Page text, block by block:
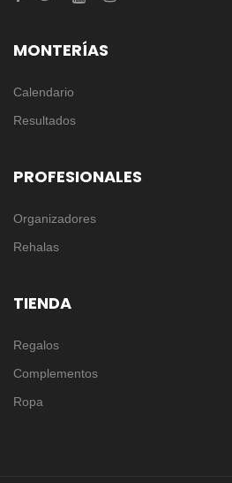
MONTERÍAS
Calendario
Resultados
PROFESIONALES
Organizadores
Rehalas
TIENDA
Regalos
Complementos
Ropa